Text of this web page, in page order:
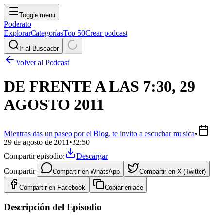
Toggle menu
Poderato
ExplorarCategoríasTop 50Crear podcast
Ir al Buscador
Volver al Podcast
DE FRENTE A LAS 7:30, 29
AGOSTO 2011
Mientras das un paseo por el Blog. te invito a escuchar musica•
29 de agosto de 2011 •32:50
Compartir episodio:
Descargar
Compartir:
Compartir en WhatsApp Compartir en X (Twitter)
Compartir en Facebook Copiar enlace
Descripción del Episodio